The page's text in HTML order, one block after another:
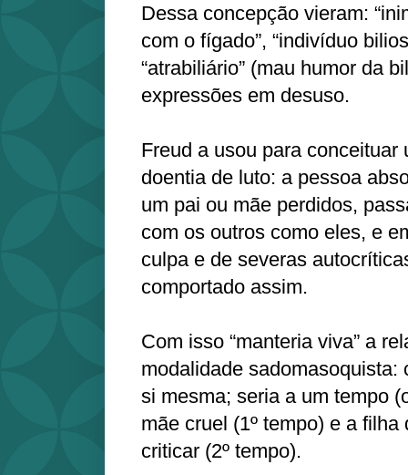
Dessa concepção vieram:
com o fígado”, “indivíduo
“atrabiliário” (mau humor da
expressões em desuso.
Freud a usou para conceituar
doentia de luto: a pessoa
um pai ou mãe perdidos,
com os outros como eles, e
culpa e de severas
comportado assim.
Com isso “manteria viva” a
modalidade sadomasoquista:
si mesma; seria a um tempo
mãe cruel (1º tempo) e a
criticar (2º tempo).